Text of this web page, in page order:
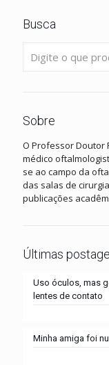
Busca
Sobre
O Professor Doutor
médico
se ao campo da
das salas de
publicações
Últimas
Uso óculos, mas
lentes de contato
Minha amiga foi